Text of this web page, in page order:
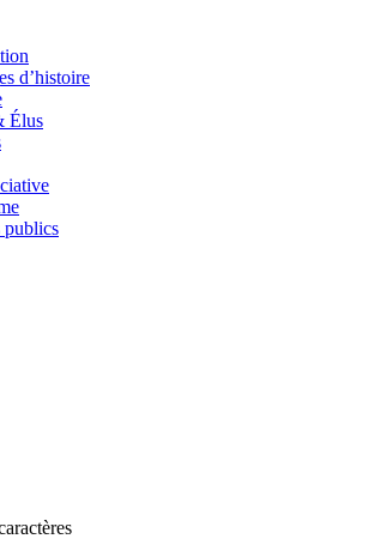
d’histoire
Élus
publics